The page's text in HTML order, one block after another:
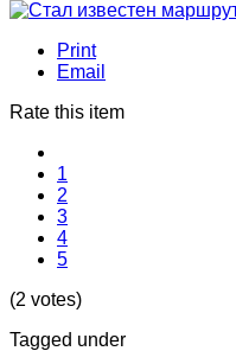
Print
Email
Rate this item
1
2
3
4
5
(2 votes)
Tagged under